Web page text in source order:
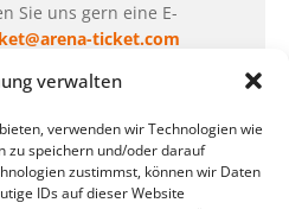
verwalten
verwenden wir Technologien wie
zu speichern und/oder darauf
zustimmst, können wir Daten
IDs auf dieser Website
Sie uns gern eine E-
ticket.com
im Sommer:
vom 06.07. – 07.08.2026